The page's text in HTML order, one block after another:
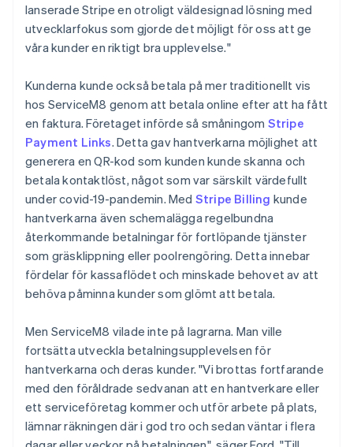
lanserade Stripe en otroligt väldesignad lösning med
utvecklarfokus som gjorde det möjligt för oss att ge
våra kunder en riktigt bra upplevelse."
Kunderna kunde också betala på mer traditionellt vis
hos ServiceM8 genom att betala online efter att ha fått
en faktura. Företaget införde så småningom Stripe
Payment Links. Detta gav hantverkarna möjlighet att
generera en QR-kod som kunden kunde skanna och
betala kontaktlöst, något som var särskilt värdefullt
under covid-19-pandemin. Med Stripe Billing kunde
hantverkarna även schemalägga regelbundna
återkommande betalningar för fortlöpande tjänster
som gräsklippning eller poolrengöring. Detta innebar
fördelar för kassaflödet och minskade behovet av att
behöva påminna kunder som glömt att betala.
Men ServiceM8 vilade inte på lagrarna. Man ville
fortsätta utveckla betalningsupplevelsen för
hantverkarna och deras kunder. "Vi brottas fortfarande
med den föråldrade sedvanan att en hantverkare eller
ett serviceföretag kommer och utför arbete på plats,
lämnar räkningen där i god tro och sedan väntar i flera